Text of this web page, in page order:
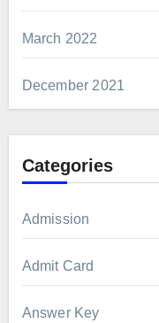
March 2022
December 2021
Categories
Admission
Admit Card
Answer Key